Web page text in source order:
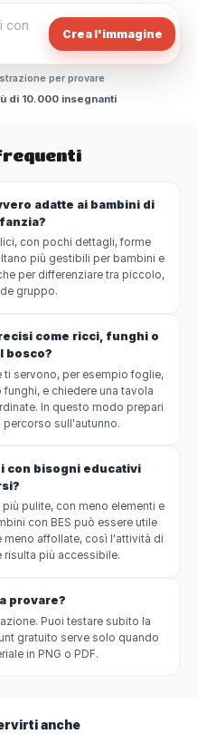
Crea l'immagine
per provare
di 10.000 insegnanti
adatte ai bambini di
con pochi dettagli, forme
più gestibili per bambini e
per differenziare tra piccolo,
gruppo.
come ricci, funghi o
bosco?
ti servono, per esempio foglie,
e chiedere una tavola
In questo modo prepari
sull'autunno.
con bisogni educativi
pulite, con meno elementi e
con BES può essere utile
meno affollate, così l'attività di
più accessibile.
provare?
Puoi testare subito la
gratuito serve solo quando
in PNG o PDF.
anche